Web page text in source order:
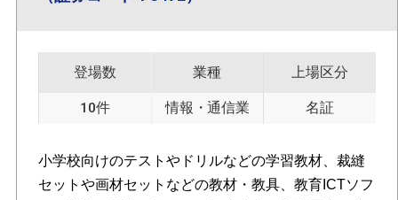
登場数
10件
業種
情報・通信業
上場区分
名証
小学校向けのテストやドリルなどの学習教材、裁縫
セットや画材セットなどの教材・教具、教育ICTソフ